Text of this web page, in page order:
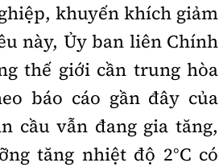
khuyến khích giảm
này, Ủy ban liên Chính
thế giới cần trung hòa
báo cáo gần đây của
cầu vẫn đang gia tăng,
tăng nhiệt độ 2°C có